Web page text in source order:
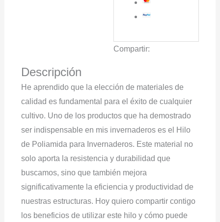
1.2mm
cantidad
Compartir:
Descripción
He aprendido que la elección de materiales de
calidad es fundamental para el éxito de cualquier
cultivo. Uno de los productos que ha demostrado
ser indispensable en mis invernaderos es el Hilo
de Poliamida para Invernaderos. Este material no
solo aporta la resistencia y durabilidad que
buscamos, sino que también mejora
significativamente la eficiencia y productividad de
nuestras estructuras. Hoy quiero compartir contigo
los beneficios de utilizar este hilo y cómo puede